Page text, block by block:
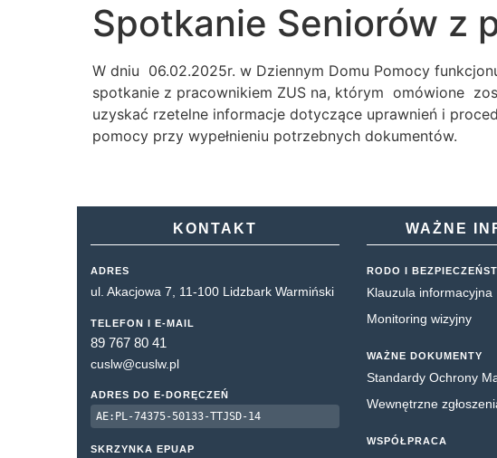
Spotkanie Seniorów z
W dniu 06.02.2025r. w Dziennym Domu Pomocy
spotkanie z pracownikiem ZUS na, którym omówione
uzyskać rzetelne informacje dotyczące uprawnień i
pomocy przy wypełnieniu potrzebnych dokumentów.
KONTAKT
ADRES
ul. Akacjowa 7, 11-100 Lidzbark Warmiński
TELEFON I E-MAIL
89 767 80 41
cuslw@cuslw.pl
ADRES DO E-DORĘCZEŃ
AE:PL-74375-50133-TTJSD-14
SKRZYNKA EPUAP
WAŻNE
RODO I
Klauzula informacyjna
Monitoring wizyjny
WAŻNE DOKUMENTY
Standardy Ochrony
Wewnętrzne
WSPÓŁPRACA